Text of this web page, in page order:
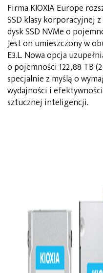
Firma KIOXIA Europe
SSD klasy korporacyjnej
dysk SSD NVMe o
Jest on umieszczony w
E3.L. Nowa opcja
o pojemności 122,88 TB
specjalnie z myślą o
wydajności i
sztucznej inteligencji.